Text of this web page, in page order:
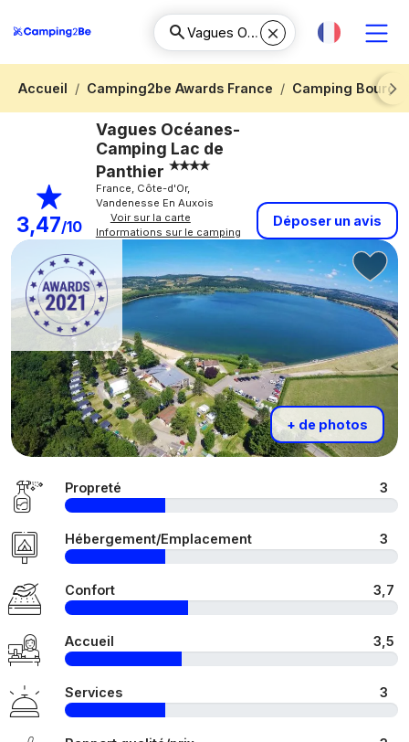
Accueil Camping2be Awards France
Camping
Next
3,47/10
Vagues Océanes-
Camping Lac de
Panthier
France, Côte-d'Or,
Vandenesse En Auxois
Voir sur la carte
Informations sur le camping
Déposer un avis
+ de photos
Propreté 3
Hébergement/Emplacement 3
Confort 3,7
Accueil 3,5
Services 3